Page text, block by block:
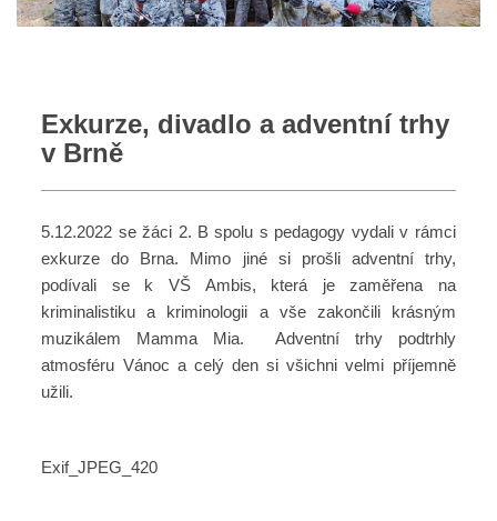
Exkurze, divadlo a adventní trhy
v Brně
5.12.2022 se žáci 2. B spolu s pedagogy vydali v rámci
exkurze do Brna. Mimo jiné si prošli adventní trhy,
podívali se k VŠ Ambis, která je zaměřena na
kriminalistiku a kriminologii a vše zakončili krásným
muzikálem Mamma Mia. Adventní trhy podtrhly
atmosféru Vánoc a celý den si všichni velmi příjemně
užili.
Exif_JPEG_420